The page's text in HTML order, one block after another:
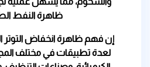
ظاهرة النفط
إن فهم ظاهرة انخفاض
لعدة تطبيقات في مختلف